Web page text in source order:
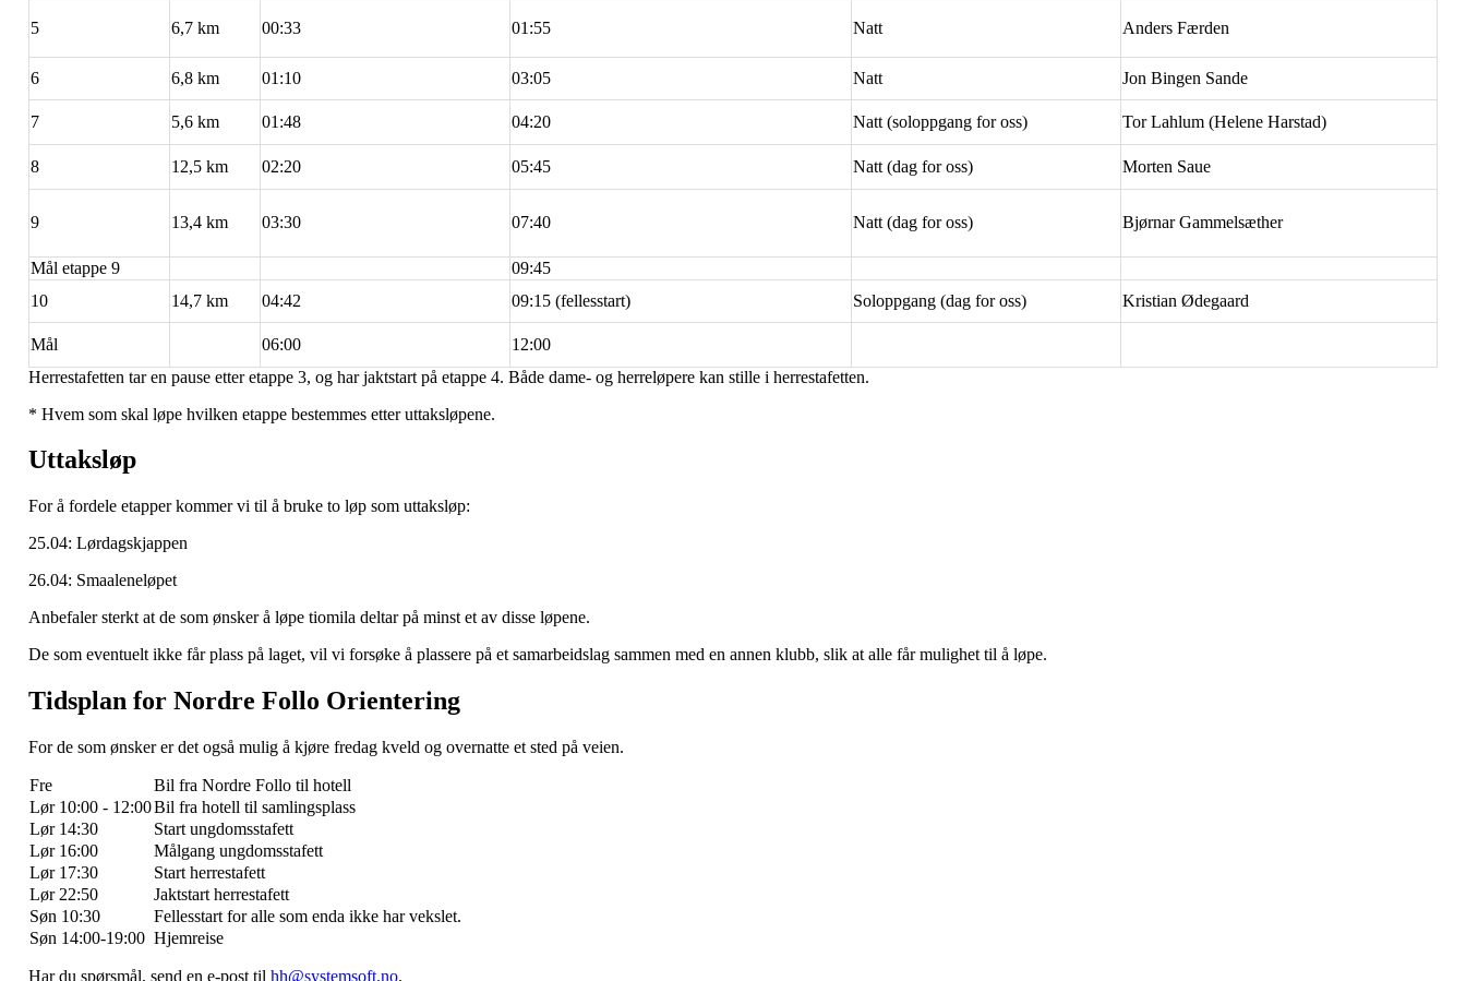
5 6,7 km 00:33 01:55 Natt Anders Færden
6 6,8 km 01:10 03:05 Natt Jon Bingen Sande
7 5,6 km 01:48 04:20 Natt (soloppgang for oss) Tor Lahlum (Helene Harstad)
8 12,5 km 02:20 05:45 Natt (dag for oss) Morten Saue
9 13,4 km 03:30 07:40 Natt (dag for oss) Bjørnar Gammelsæther
Mål etappe 9
09:45
10
14,7 km 04:42 09:15 (fellesstart) Soloppgang (dag for oss) Kristian Ødegaard
Mål 06:00
12:00
Herrestafetten tar en pause etter etappe 3, og har jaktstart på etappe 4. Både dame- og herreløpere kan stille i herrestafetten.
* Hvem som skal løpe hvilken etappe bestemmes etter uttaksløpene.
Uttaksløp
For å fordele etapper kommer vi til å bruke to løp som uttaksløp:
25.04: Lørdagskjappen
26.04: Smaaleneløpet
Anbefaler sterkt at de som ønsker å løpe tiomila deltar på minst et av disse løpene.
De som eventuelt ikke får plass på laget, vil vi forsøke å plassere på et samarbeidslag sammen med en annen klubb, slik at alle får mulighet til å løpe.
Tidsplan for Nordre Follo Orientering
For de som ønsker er det også mulig å kjøre fredag kveld og overnatte et sted på veien.
Fre
Bil fra Nordre Follo til hotell
Lør 10:00 - 12:00Bil fra hotell til samlingsplass
Lør 14:30
Start ungdomsstafett
Lør 16:00
Målgang ungdomsstafett
Lør 17:30
Start herrestafett
Lør 22:50
Jaktstart herrestafett
Søn 10:30
Fellesstart for alle som enda ikke har vekslet.
Søn 14:00-19:00 Hjemreise
Har du spørsmål, send en e-post til hh@systemsoft.no.